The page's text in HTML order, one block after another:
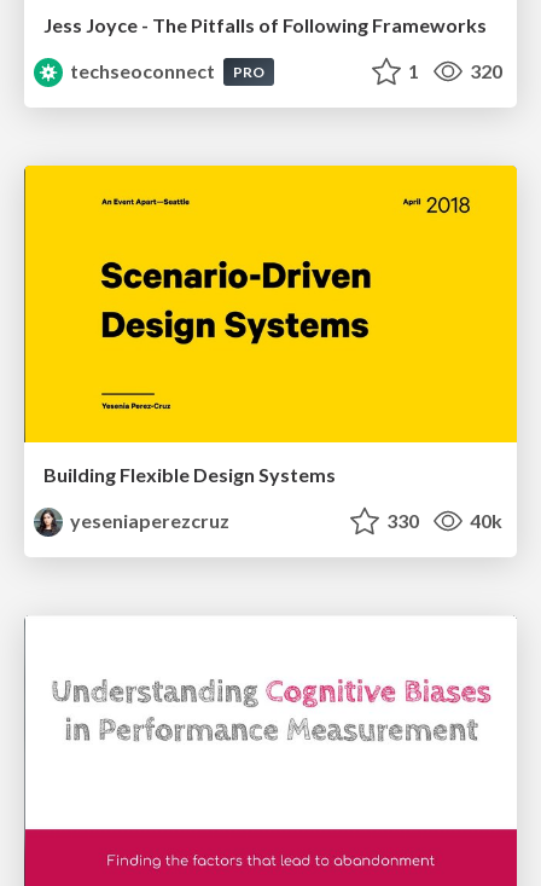
Jess Joyce - The Pitfalls of Following Frameworks
techseoconnect
PRO 1 320
Building Flexible Design Systems
yeseniaperezcruz
330 40k